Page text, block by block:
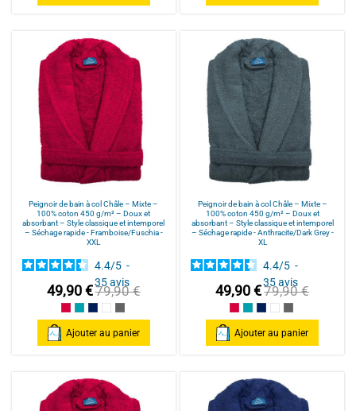
Peignoir de bain à col Châle – Mixte –
100% coton 450 g/m² – Doux et
absorbant – Style classique et intemporel
– Séchage rapide - Framboise/Fuschia -
XXL
4.4/5 -
35avis
49,90 €79,90 €
Framboise/Fuschia
Bleu Canard
Bleu Marine/Navy Blue
Blanc/White
Anthracite/Dark Grey
Ajouter au panier
Peignoir de bain à col Châle – Mixte –
100% coton 450 g/m² – Doux et
absorbant – Style classique et intemporel
– Séchage rapide - Anthracite/Dark Grey -
XL
4.4/5 -
35avis
49,90 €79,90 €
Framboise/Fuschia
Bleu Canard
Bleu Marine/Navy
Blanc/White
Anthracite/
Ajouter au panier